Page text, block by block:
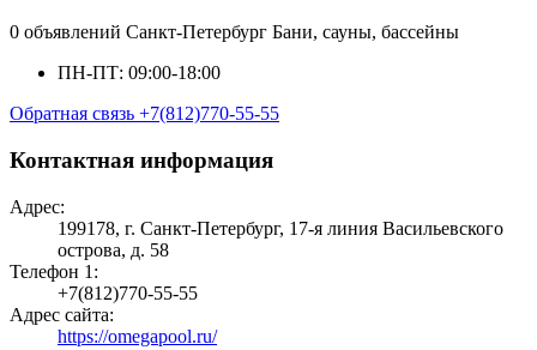
0 объявлений Санкт-Петербург Бани, сауны, бассейны
ПН-ПТ: 09:00-18:00
Обратная связь +7(812)770-55-55
Контактная информация
Адрес:
199178, г. Санкт-Петербург, 17-я линия Васильевского
острова, д. 58
Телефон 1:
+7(812)770-55-55
Адрес сайта:
https://omegapool.ru/